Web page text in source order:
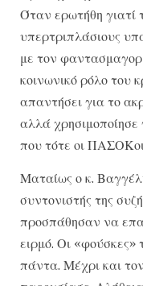
Όταν ερωτήθη
υπερτριπλάσιους
με τον
κοινωνικό ρόλο του
απαντήσει για το
αλλά χρησιμοποίησε
που τότε οι
Ματαίως ο κ.
συντονιστής της
προσπάθησαν να
ειρμό. Οι
πάντα. Μέχρι και